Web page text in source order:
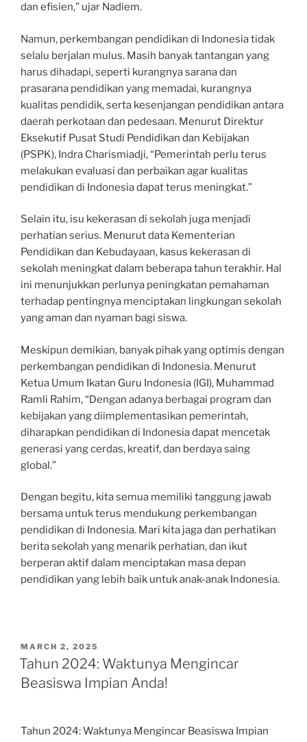
dan efisien,” ujar Nadiem.
Namun, perkembangan pendidikan di Indonesia tidak
selalu berjalan mulus. Masih banyak tantangan yang
harus dihadapi, seperti kurangnya sarana dan
prasarana pendidikan yang memadai, kurangnya
kualitas pendidik, serta kesenjangan pendidikan antara
daerah perkotaan dan pedesaan. Menurut Direktur
Eksekutif Pusat Studi Pendidikan dan Kebijakan
(PSPK), Indra Charismiadji, “Pemerintah perlu terus
melakukan evaluasi dan perbaikan agar kualitas
pendidikan di Indonesia dapat terus meningkat.”
Selain itu, isu kekerasan di sekolah juga menjadi
perhatian serius. Menurut data Kementerian
Pendidikan dan Kebudayaan, kasus kekerasan di
sekolah meningkat dalam beberapa tahun terakhir. Hal
ini menunjukkan perlunya peningkatan pemahaman
terhadap pentingnya menciptakan lingkungan sekolah
yang aman dan nyaman bagi siswa.
Meskipun demikian, banyak pihak yang optimis dengan
perkembangan pendidikan di Indonesia. Menurut
Ketua Umum Ikatan Guru Indonesia (IGI), Muhammad
Ramli Rahim, “Dengan adanya berbagai program dan
kebijakan yang diimplementasikan pemerintah,
diharapkan pendidikan di Indonesia dapat mencetak
generasi yang cerdas, kreatif, dan berdaya saing
global.”
Dengan begitu, kita semua memiliki tanggung jawab
bersama untuk terus mendukung perkembangan
pendidikan di Indonesia. Mari kita jaga dan perhatikan
berita sekolah yang menarik perhatian, dan ikut
berperan aktif dalam menciptakan masa depan
pendidikan yang lebih baik untuk anak-anak Indonesia.
POSTED
ON
MARCH 2, 2025
Tahun 2024: Waktunya Mengincar
Beasiswa Impian Anda!
Tahun 2024: Waktunya Mengincar Beasiswa Impian